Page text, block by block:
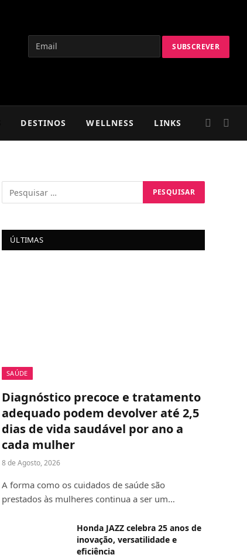
DESTINOS WELLNESS LINKS
ÚLTIMAS
SAÚDE
Diagnóstico precoce e tratamento
adequado podem devolver até 2,5
dias de vida saudável por ano a
cada mulher
8 de Agosto, 2026
A forma como os cuidados de saúde são
prestados às mulheres continua a ser um…
Honda JAZZ celebra 25 anos de
inovação, versatilidade e
eficiência